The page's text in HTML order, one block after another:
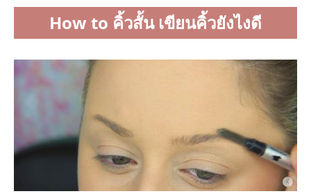
How to คิ้วสั้น เขียนคิ้วยังไงดี